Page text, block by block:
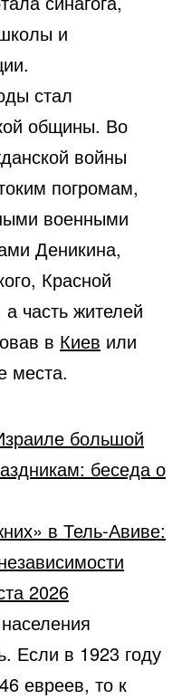
и
стал
общины. Во
войны
погромам,
военными
Деникина,
Красной
часть жителей
в Киев или
места.
большой
беседа о
в Тель-Авиве:
2026
Если в 1923 году
евреев, то к